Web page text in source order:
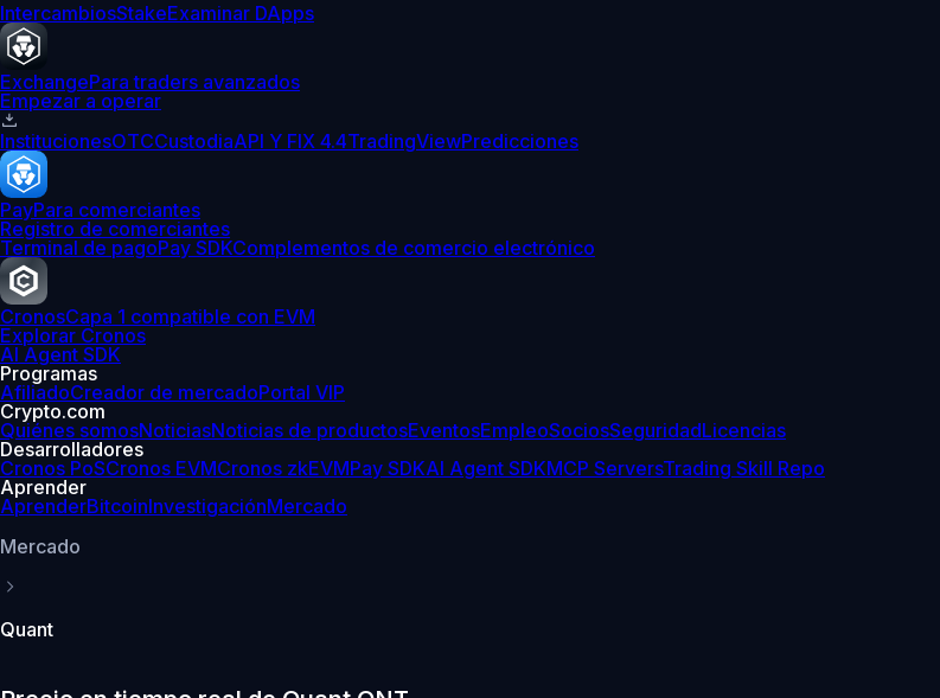
IntercambiosStakeExaminar DApps
ExchangePara traders avanzados
Empezar a operar
InstitucionesOTCCustodiaAPI Y FIX 4.4TradingViewPredicciones
PayPara comerciantes
Registro de comerciantes
Terminal de pagoPay SDKComplementos de comercio electrónico
CronosCapa 1 compatible con EVM
Explorar Cronos
AI Agent SDK
Programas
AfiliadoCreador de mercadoPortal VIP
Crypto.com
Quiénes somosNoticiasNoticias de productosEventosEmpleoSociosSeguridadLicencias
Desarrolladores
Cronos PoSCronos EVMCronos zkEVMPay SDKAI Agent SDKMCP ServersTrading Skill Repo
Aprender
AprenderBitcoinInvestigaciónMercado
Mercado
Quant